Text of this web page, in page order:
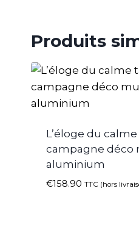
Produits
L’éloge du
campagne déco
aluminium
€158.90 TTC (hors